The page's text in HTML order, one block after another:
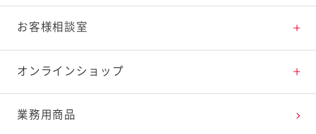
料理の基本
特集レシピ
レシピランキング
新商品・リニューアル品一覧
販売終了商品一覧
体験・エンタメトップ
マヨテラス（見学施設）
オープンキッチン（工場見学）
お客様相談室
お客様相談室トップ
よくお寄せいただくご質問
オンラインショップ
Qummy
業務用商品